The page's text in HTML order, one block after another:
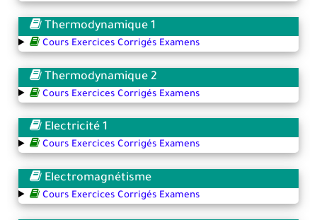
Thermodynamique 1
Cours Exercices Corrigés Examens
Thermodynamique 2
Cours Exercices Corrigés Examens
Electricité 1
Cours Exercices Corrigés Examens
Electromagnétisme
Cours Exercices Corrigés Examens